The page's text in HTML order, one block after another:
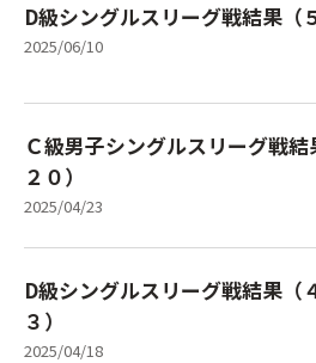
D級シングルスリーグ戦結果（
2025/06/10
Ｃ級男子シングルスリーグ戦
２０）
2025/04/23
D級シングルスリーグ戦結果（
３）
2025/04/18